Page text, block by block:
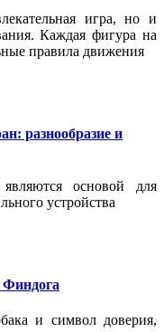
игра, но и
Каждая фигура на
правила движения
разнообразие и
основой для
устройства
Финдога
и символ доверия,